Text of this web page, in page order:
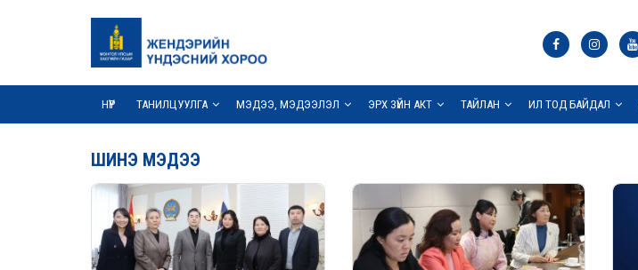
НҮҮР ТАНИЛЦУУЛГА МЭДЭЭ, МЭДЭЭЛЭЛ ЭРХ ЗҮЙН АКТ ТАЙЛАН ИЛ ТОД БАЙДАЛ
ШИНЭ МЭДЭЭ